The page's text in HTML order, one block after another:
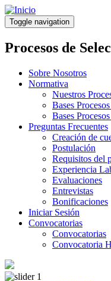
Pasar
al
contenido
principal
Toggle navigation
Procesos de
Sobre Nosotros
Normativa
Nuestros
Bases
Bases
Preguntas Frecuentes
Creación de
Postulación
Requisitos del
Experiencia
Evaluaciones
Entrevistas
Bonificaciones
Iniciar Sesión
Convocatorias
Convocatorias
Convocatoria